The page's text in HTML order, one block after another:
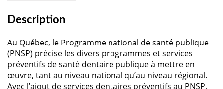
Description
Au Québec, le Programme national de santé publique
(PNSP) précise les divers programmes et services
préventifs de santé dentaire publique à mettre en
œuvre, tant au niveau national qu’au niveau régional.
Avec l’ajout de services dentaires préventifs au PNSP,